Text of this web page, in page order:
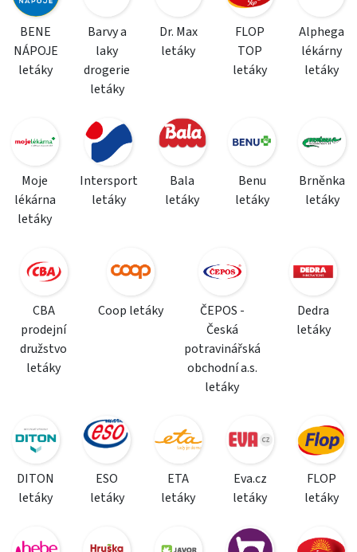
BENE
NÁPOJE
letáky
Barvy a
laky
drogerie
letáky
Dr. Max
letáky
FLOP
TOP
letáky
Alphega
lékárny
letáky
Moje
lékárna
letáky
Intersport
letáky
Bala
letáky
Benu
letáky
Brněnka
letáky
CBA
prodejní
družstvo
letáky
Coop letáky
ČEPOS -
Česká
potravinářská
obchodní a.s.
letáky
Dedra
letáky
DITON
letáky
ESO
letáky
ETA
letáky
Eva.cz
letáky
FLOP
letáky